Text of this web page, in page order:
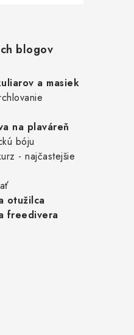
blogov
a masiek
na plaváreň
bóju
- najčastejšie
otužilca
freedivera